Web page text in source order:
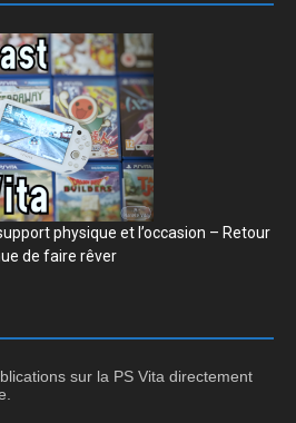
physique et l’occasion – Retour
de faire rêver
sur la PS Vita directement